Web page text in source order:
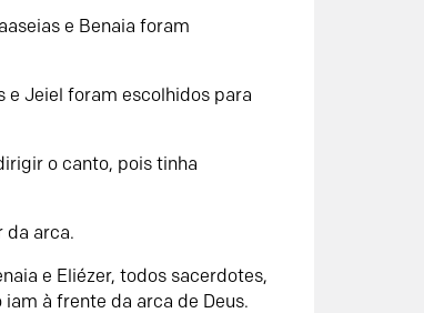
e Benaia foram
e Jeiel foram escolhidos para
o canto, pois tinha
da arca.
e Eliézer, todos sacerdotes,
à frente da arca de Deus.